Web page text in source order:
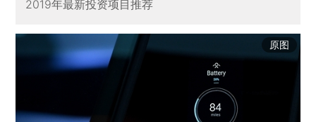
2019年最新投资项目推荐
原图